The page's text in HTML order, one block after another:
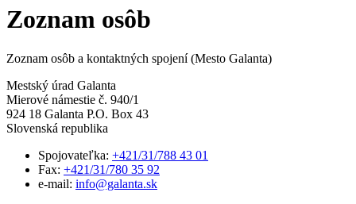
Zoznam osôb
Zoznam osôb a kontaktných spojení (Mesto Galanta)
Mestský úrad Galanta
Mierové námestie č. 940/1
924 18 Galanta P.O. Box 43
Slovenská republika
Spojovateľka: +421/31/788 43 01
Fax: +421/31/780 35 92
e-mail: info@galanta.sk